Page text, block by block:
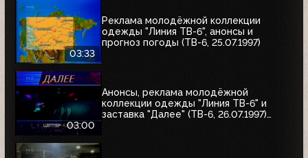
03:33
Реклама молодёжной коллекции
одежды "Линия ТВ-6", анонсы и
прогноз погоды (ТВ-6, 25.07.1997)
03:00
Анонсы, реклама молодёжной
коллекции одежды "Линия ТВ-6" и
заставка "Далее" (ТВ-6, 26.07.1997)